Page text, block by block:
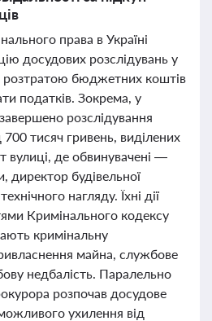
права в Україні
досудових розслідувань у
розтратою бюджетних коштів
податків. Зокрема, у
розслідування
тисяч гривень, виділених
вулиці, де обвинувачені —
директор будівельної
нагляду. Їхні дії
Кримінального кодексу
кримінальну
майна, службове
недбалість. Паралельно
розпочав досудове
ухилення від